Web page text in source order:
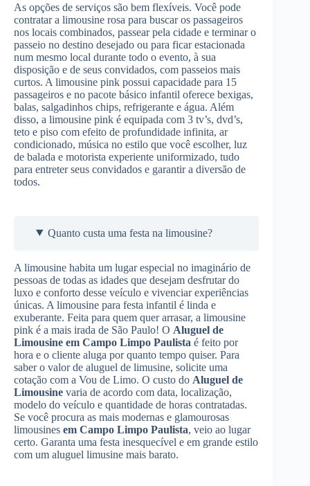
As opções de serviços são bem flexíveis. Você pode
contratar a limousine rosa para buscar os passageiros
nos locais combinados, passear pela cidade e terminar o
passeio no destino desejado ou para ficar estacionada
num mesmo local durante todo o evento, à sua
disposição e de seus convidados, com passeios mais
curtos. A limousine pink possui capacidade para 15
passageiros e no pacote básico infantil oferece bexigas,
balas, salgadinhos chips, refrigerante e água. Além
disso, a limousine pink é equipada com 3 tv’s, dvd’s,
teto e piso com efeito de profundidade infinita, ar
condicionado, música no estilo que você escolher, luz
de balada e motorista experiente uniformizado, tudo
para entreter seus convidados e garantir a diversão de
todos.
Quanto custa uma festa na limousine?
A limousine habita um lugar especial no imaginário de
pessoas de todas as idades que desejam desfrutar do
luxo e conforto desse veículo e vivenciar experiências
únicas. A limousine para festa infantil é linda e
exuberante. Feita para quem quer arrasar, a limousine
pink é a mais irada de São Paulo! O Aluguel de
Limousine em Campo Limpo Paulista é feito por
hora e o cliente aluga por quanto tempo quiser. Para
saber o valor de aluguel de limusine, solicite uma
cotação com a Vou de Limo. O custo do Aluguel de
Limousine varia de acordo com data, localização,
modelo do veículo e quantidade de horas contratadas.
Se você procura as mais modernas e glamourosas
limousines em Campo Limpo Paulista, veio ao lugar
certo. Garanta uma festa inesquecível e em grande estilo
com um aluguel limusine mais barato.